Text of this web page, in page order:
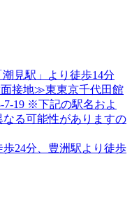
見駅」より徒歩14分
接地≫東東京千代田館
7-19 ※下記の駅名およ
る可能性がありますの
24分、豊洲駅より徒歩